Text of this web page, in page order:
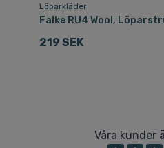
Löparkläder
Falke RU4 Wool,
219 SEK
Våra kunder